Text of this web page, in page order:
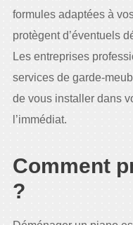
formules adaptées à
protègent d’éventuels
Les entreprises
services de garde-
de vous installer dans
l’immédiat.
Comment
?